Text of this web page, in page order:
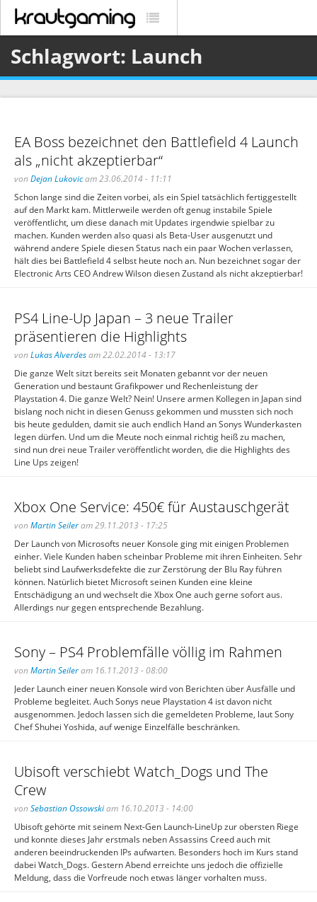
Schlagwort: Launch
EA Boss bezeichnet den Battlefield 4 Launch
als „nicht akzeptierbar“
von Dejan Lukovicam 23.06.2014 - 11:11
Schon lange sind die Zeiten vorbei, als ein Spiel tatsächlich fertiggestellt
auf den Markt kam. Mittlerweile werden oft genug instabile Spiele
veröffentlicht, um diese danach mit Updates irgendwie spielbar zu
machen. Kunden werden also quasi als Beta-User ausgenutzt und
während andere Spiele diesen Status nach ein paar Wochen verlassen,
hält dies bei Battlefield 4 selbst heute noch an. Nun bezeichnet sogar der
Electronic Arts CEO Andrew Wilson diesen Zustand als nicht akzeptierbar!
PS4 Line-Up Japan – 3 neue Trailer
präsentieren die Highlights
von Lukas Alverdesam 22.02.2014 - 13:17
Die ganze Welt sitzt bereits seit Monaten gebannt vor der neuen
Generation und bestaunt Grafikpower und Rechenleistung der
Playstation 4. Die ganze Welt? Nein! Unsere armen Kollegen in Japan sind
bislang noch nicht in diesen Genuss gekommen und mussten sich noch
bis heute gedulden, damit sie auch endlich Hand an Sonys Wunderkasten
legen dürfen. Und um die Meute noch einmal richtig heiß zu machen,
sind nun drei neue Trailer veröffentlicht worden, die die Highlights des
Line Ups zeigen!
Xbox One Service: 450€ für Austauschgerät
von Martin Seileram 29.11.2013 - 17:25
Der Launch von Microsofts neuer Konsole ging mit einigen Problemen
einher. Viele Kunden haben scheinbar Probleme mit ihren Einheiten. Sehr
beliebt sind Laufwerksdefekte die zur Zerstörung der Blu Ray führen
können. Natürlich bietet Microsoft seinen Kunden eine kleine
Entschädigung an und wechselt die Xbox One auch gerne sofort aus.
Allerdings nur gegen entsprechende Bezahlung.
Sony – PS4 Problemfälle völlig im Rahmen
von Martin Seileram 16.11.2013 - 08:00
Jeder Launch einer neuen Konsole wird von Berichten über Ausfälle und
Probleme begleitet. Auch Sonys neue Playstation 4 ist davon nicht
ausgenommen. Jedoch lassen sich die gemeldeten Probleme, laut Sony
Chef Shuhei Yoshida, auf wenige Einzelfälle beschränken.
Ubisoft verschiebt Watch_Dogs und The
Crew
von Sebastian Ossowskiam 16.10.2013 - 14:00
Ubisoft gehörte mit seinem Next-Gen Launch-LineUp zur obersten Riege
und konnte dieses Jahr erstmals neben Assassins Creed auch mit
anderen beeindruckenden IPs aufwarten. Besonders hoch im Kurs stand
dabei Watch_Dogs. Gestern Abend erreichte uns jedoch die offizielle
Meldung, dass die Vorfreude noch etwas länger vorhalten muss.